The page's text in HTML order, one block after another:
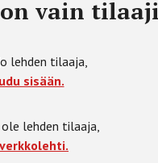
vain
lehden tilaaja,
sisään.
lehden tilaaja,